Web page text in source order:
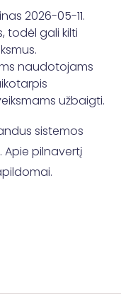
2026-05-11.
todėl gali kilti
naudotojams
užbaigti.
sistemos
pilnavertį